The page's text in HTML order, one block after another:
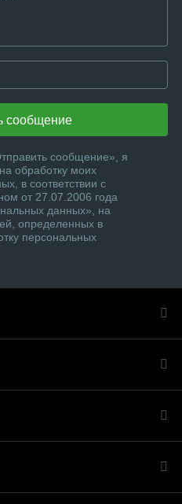
сообщение
сообщение», я
обработку моих
в соответствии с
от 27.07.2006 года
данных», на
определенных в
персональных